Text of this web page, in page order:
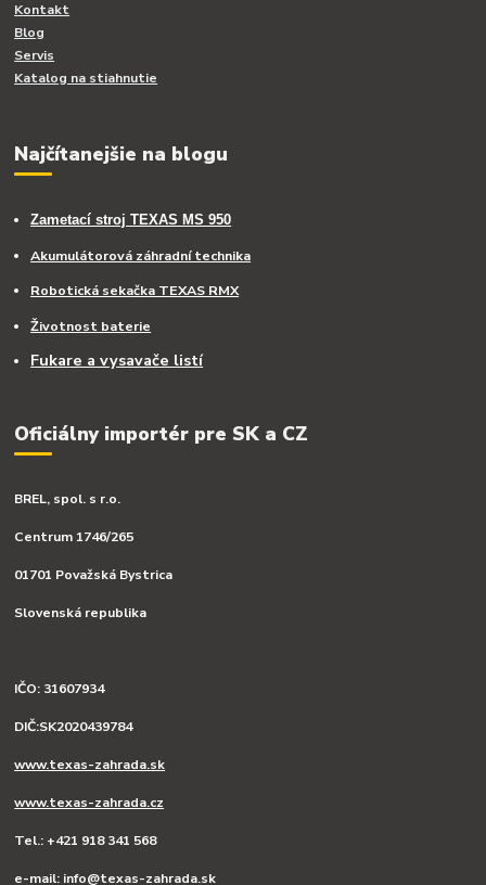
Kontakt
Blog
Servis
Katalog na stiahnutie
Najčítanejšie na blogu
Zametací stroj TEXAS MS 950
Akumulátorová záhradní technika
Robotická sekačka TEXAS RMX
Životnost baterie
Fukare a vysavače listí
Oficiálny importér pre SK a CZ
BREL, spol. s r.o.
Centrum 1746/265
01701 Považská Bystrica
Slovenská republika
IČO: 31607934
DIČ:SK2020439784
www.texas-zahrada.sk
www.texas-zahrada.cz
Tel.: +421 918 341 568
e-mail: info@texas-zahrada.sk